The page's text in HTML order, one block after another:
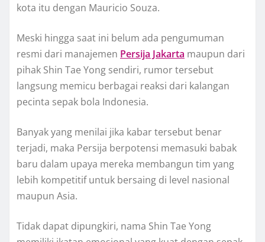
kota itu dengan Mauricio Souza.
Meski hingga saat ini belum ada pengumuman
resmi dari manajemen Persija Jakarta maupun dari
pihak Shin Tae Yong sendiri, rumor tersebut
langsung memicu berbagai reaksi dari kalangan
pecinta sepak bola Indonesia.
Banyak yang menilai jika kabar tersebut benar
terjadi, maka Persija berpotensi memasuki babak
baru dalam upaya mereka membangun tim yang
lebih kompetitif untuk bersaing di level nasional
maupun Asia.
Tidak dapat dipungkiri, nama Shin Tae Yong